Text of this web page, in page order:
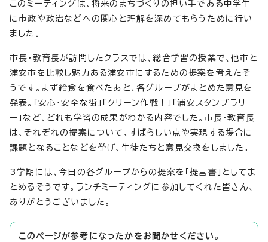
このミーティングは、将来のまちづくりの担い手である中学生
に市政や政治などへの関心と理解を深めてもらうために行い
ました。
市長・教育長が訪問したクラスでは、総合学習の授業で、他市と
浦安市を比較し魅力ある浦安市にするための提案を考えたそ
うです。まず給食を食べたあと、各グループがまとめた意見を
発表。「安心・安全な街」「クリーン作戦！」「浦安スタンプラリ
ー」など、どれも学習の成果がわかる内容でした。市長・教育長
は、それぞれの提案について、すばらしい点や実現する場合に
課題となることなどを挙げ、生徒たちと意見交換をしました。
3学期には、今日の各グループからの提案を「提言書」としてま
とめるそうです。ランチミーティングに参加してくれた皆さん、
ありがとうございました。
このページが参考になったかをお聞かせください。